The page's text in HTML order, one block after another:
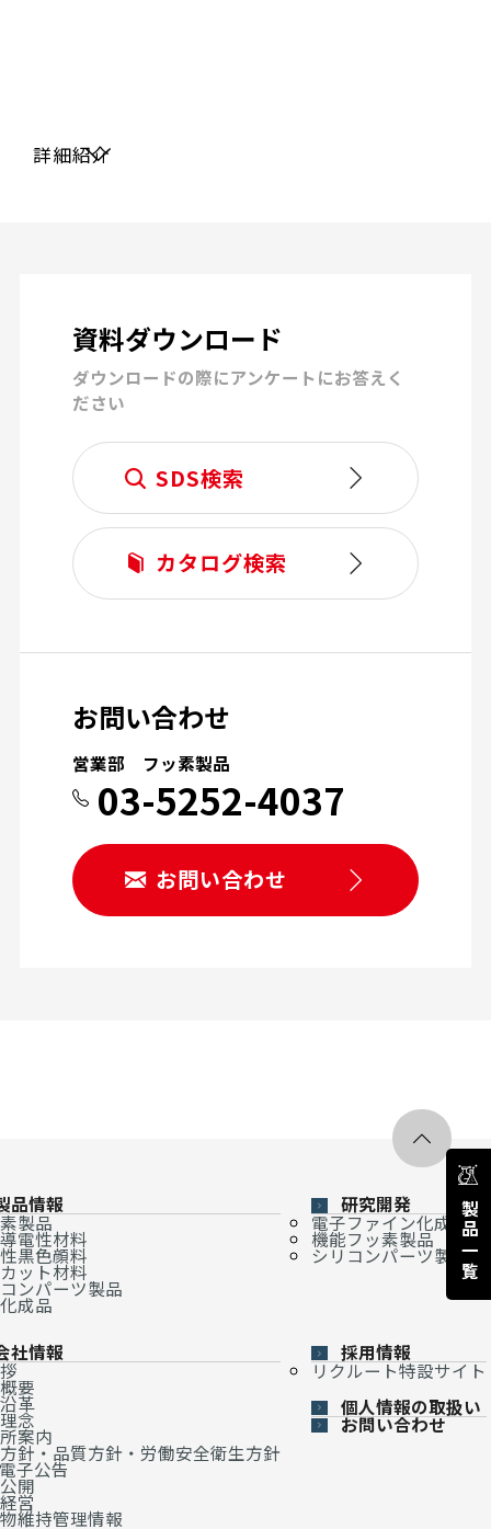
資料ダウンロード
ダウンロードの際にアンケートにお答えく
ださい
SDS検索
カタログ検索
お問い合わせ
営業部 フッ素製品
03-5252-4037
お問い合わせ
製品一覧
品情報
製品
電性材料
黒色顔料
ット材料
ンパーツ製品
成品
研究開発
電子ファイン化成品
機能フッ素製品
シリコンパーツ製品
社情報
要
革
念
案内
針・品質方針・労働安全衛生方針
子公告
開
営
維持管理情報
採用情報
リクルート特設サイト
個人情報の取扱い
お問い合わせ